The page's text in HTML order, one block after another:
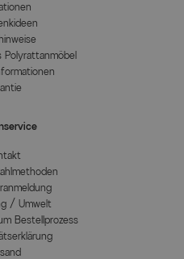
Polyrattanmöbel
/ Umwelt
Bestellprozess